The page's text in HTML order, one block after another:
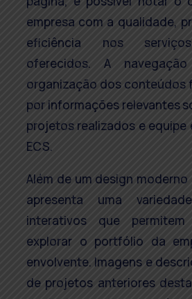
empresa com a qualidade,
eficiência nos
oferecidos. A
organização dos conteúdos
por informações relevantes
projetos realizados e equipe
ECS.
Além de um design
apresenta uma
interativos que
explorar o portfólio da
envolvente. Imagens e
de projetos anteriores